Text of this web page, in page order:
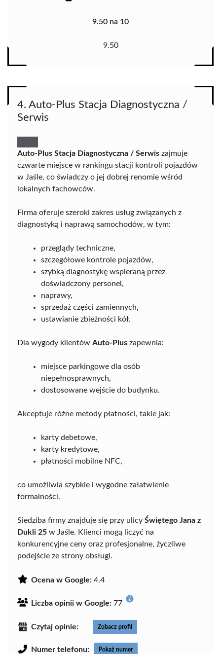
9.50 na 10
9.50
4. Auto-Plus Stacja Diagnostyczna /
Serwis
Auto-Plus Stacja Diagnostyczna / Serwis zajmuje
czwarte miejsce w rankingu stacji kontroli pojazdów
w Jaśle, co świadczy o jej dobrej renomie wśród
lokalnych fachowców.
Firma oferuje szeroki zakres usług związanych z
diagnostyką i naprawą samochodów, w tym:
przeglądy techniczne,
szczegółowe kontrole pojazdów,
szybką diagnostykę wspieraną przez
doświadczony personel,
naprawy,
sprzedaż części zamiennych,
ustawianie zbieżności kół.
Dla wygody klientów Auto-Plus zapewnia:
miejsce parkingowe dla osób
niepełnosprawnych,
dostosowane wejście do budynku.
Akceptuje różne metody płatności, takie jak:
karty debetowe,
karty kredytowe,
płatności mobilne NFC,
co umożliwia szybkie i wygodne załatwienie
formalności.
Siedziba firmy znajduje się przy ulicy Świętego Jana z
Dukli 25 w Jaśle. Klienci mogą liczyć na
konkurencyjne ceny oraz profesjonalne, życzliwe
podejście ze strony obsługi.
Ocena w Google: 4.4
Liczba opinii w Google: 77
Czytaj opinie: Zobacz profil
Numer telefonu: Pokaż numer